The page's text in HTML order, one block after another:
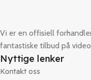
Vi er en offisiell
fantastiske tilbud på
Nyttige lenker
Kontakt oss